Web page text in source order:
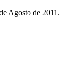
Agosto de 2011.